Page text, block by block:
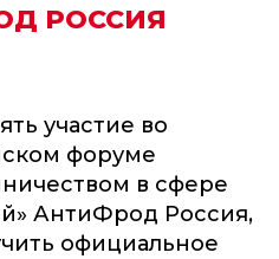
РОССИЯ
участие во
форуме
в сфере
АнтиФрод Россия,
официальное